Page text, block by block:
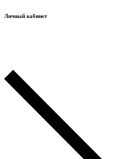
Личный кабинет